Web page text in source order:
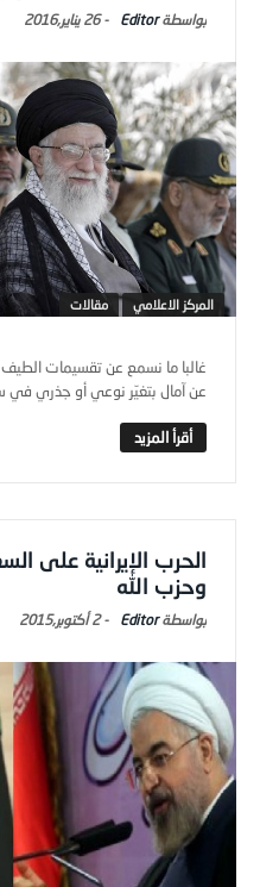
Editor
-26 يناير,2016
المركز الاعلامي مقالات
غالبا ما نسمع عن تقسيمات الطيف
عن آمال بتغيّر نوعي أو جذري في
الحرب الإيرانية على
وحزب الله
Editor
-2 أكتوبر,2015